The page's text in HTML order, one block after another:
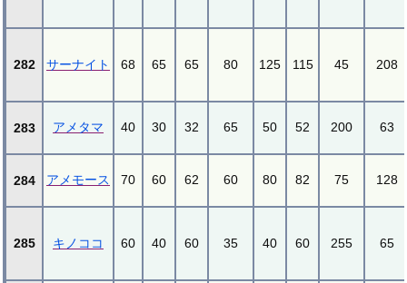
282 サーナイト 68 65 65 80 125 115 45 208
283 アメタマ 40 30 32 65 50 52 200 63
284 アメモース 70 60 62 60 80 82 75 128
285 キノココ 60 40 60 35 40 60 255 65